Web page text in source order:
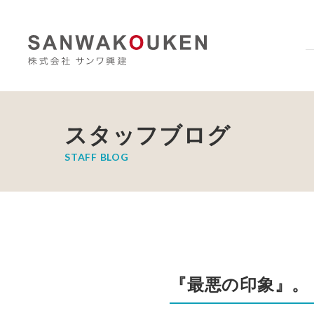
スタッフブログ
STAFF BLOG
『最悪の印象』。